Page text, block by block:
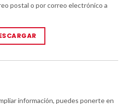
postal o por correo electrónico a
información, puedes ponerte en